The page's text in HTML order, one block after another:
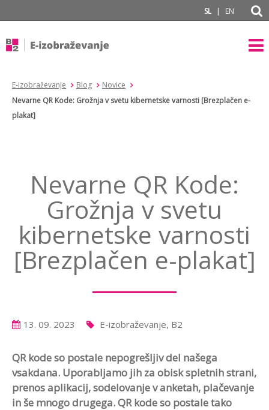
SL | EN
E-izobraževanje Blog
Novice
Nevarne QR Kode: Grožnja v svetu kibernetske varnosti [Brezplačen e-
plakat]
Nevarne QR Kode:
Grožnja v svetu
kibernetske varnosti
[Brezplačen e-plakat]
13. 09. 2023 E-izobraževanje, B2
QR kode so postale nepogrešljiv del našega
vsakdana. Uporabljamo jih za obisk spletnih strani,
prenos aplikacij, sodelovanje v anketah, plačevanje
in še mnogo drugega. QR kode so postale tako